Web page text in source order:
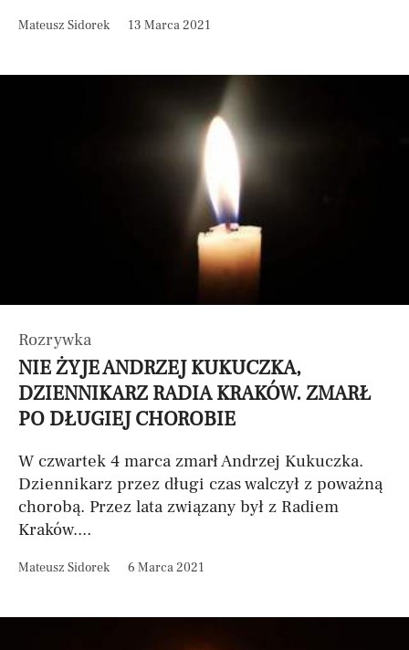
Mateusz Sidorek 13 Marca 2021
Rozrywka
NIE ŻYJE ANDRZEJ KUKUCZKA,
DZIENNIKARZ RADIA KRAKÓW. ZMARŁ
PO DŁUGIEJ CHOROBIE
W czwartek 4 marca zmarł Andrzej Kukuczka.
Dziennikarz przez długi czas walczył z poważną
chorobą. Przez lata związany był z Radiem
Kraków....
Mateusz Sidorek 6 Marca 2021